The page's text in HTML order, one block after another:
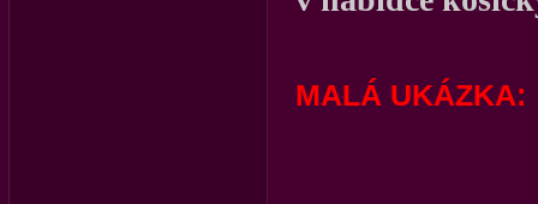
MALÁ UKÁZKA: